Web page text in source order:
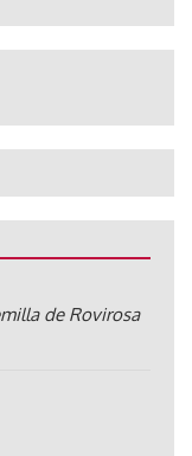
de Rovirosa